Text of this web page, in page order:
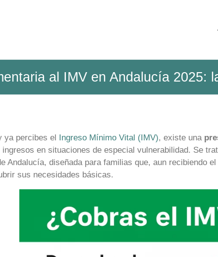
al IMV en Andalucía 2025:
ya percibes el Ingreso Mínimo Vital (IMV), existe una
en situaciones de especial vulnerabilidad. Se
Andalucía, diseñada para familias que, aun recibiendo
sus necesidades básicas.